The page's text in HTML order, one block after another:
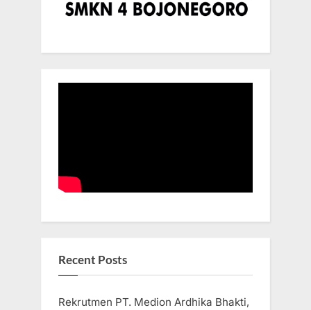
Recent Posts
Rekrutmen PT. Medion Ardhika Bhakti,